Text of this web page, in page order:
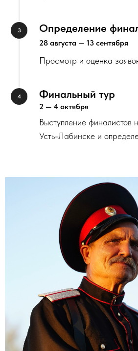
Определение
28 августа — 13 сентября
Просмотр и оценка
Финальный тур
2 — 4 октября
Выступление финалистов
Усть-Лабинске и